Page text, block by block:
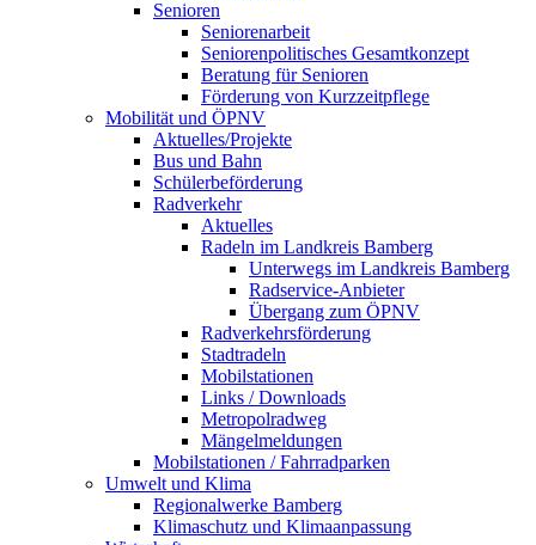
Senioren
Seniorenarbeit
Seniorenpolitisches Gesamtkonzept
Beratung für Senioren
Förderung von Kurzzeitpflege
Mobilität und ÖPNV
Aktuelles/Projekte
Bus und Bahn
Schülerbeförderung
Radverkehr
Aktuelles
Radeln im Landkreis Bamberg
Unterwegs im Landkreis Bamberg
Radservice-Anbieter
Übergang zum ÖPNV
Radverkehrsförderung
Stadtradeln
Mobilstationen
Links / Downloads
Metropolradweg
Mängelmeldungen
Mobilstationen / Fahrradparken
Umwelt und Klima
Regionalwerke Bamberg
Klimaschutz und Klimaanpassung